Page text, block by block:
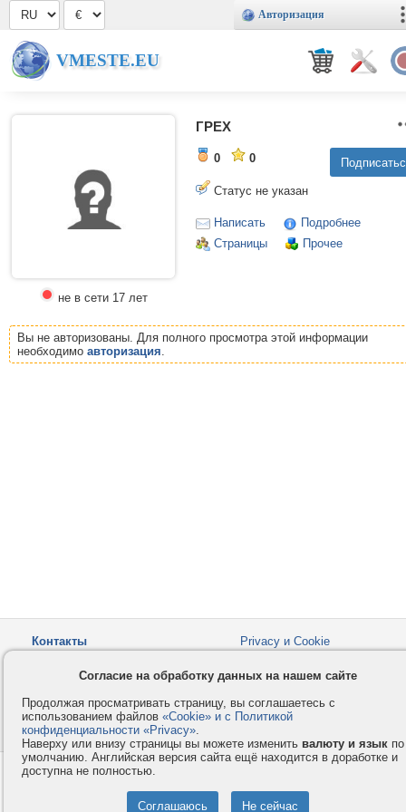
Авторизация
VMESTE.EU
не в сети 17 лет
ГРЕХ
0 0
Статус не указан
Написать
Подробнее
Страницы
Прочее
Вы не авторизованы. Для полного просмотра этой информации
необходимо авторизация.
Контакты
Privacy и Cookie
Как оплатить
Форумы
© 2008-2026VMESTE.EU
Согласие на обработку данных на нашем сайте
Продолжая просматривать страницу, вы соглашаетесь с
использованием файлов «Cookie» и с Политикой
конфиденциальности «Privacy».
Наверху или внизу страницы вы можете изменить валюту и язык по
умолчанию. Английская версия сайта ещё находится в доработке и
доступна не полностью.